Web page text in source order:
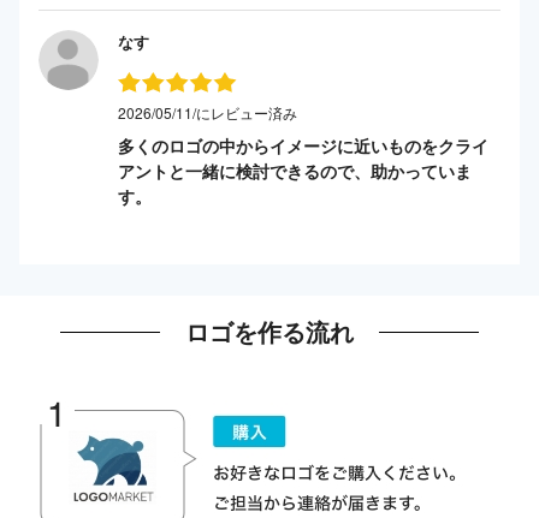
なす
2026/05/11/にレビュー済み
多くのロゴの中からイメージに近いものをクライ
アントと一緒に検討できるので、助かっていま
す。
ロゴを作る流れ